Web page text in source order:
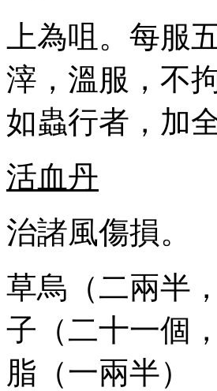
上為咀。每服
滓，溫服，不
如蟲行者，加
活血丹
治諸風傷損。
草烏（二兩半
子（二十一個
脂（一兩半